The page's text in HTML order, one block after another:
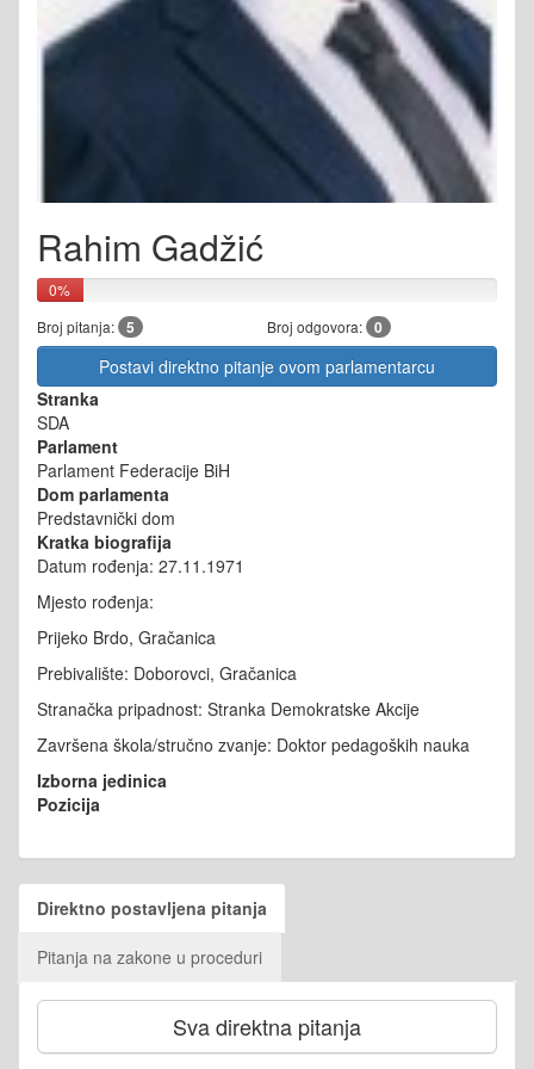
Rahim Gadžić
0%
Broj pitanja: 5 Broj odgovora: 0
Postavi direktno pitanje ovom parlamentarcu
Stranka
SDA
Parlament
Parlament Federacije BiH
Dom parlamenta
Predstavnički dom
Kratka biografija
Datum rođenja: 27.11.1971
Mjesto rođenja:
Prijeko Brdo, Gračanica
Prebivalište: Doborovci, Gračanica
Stranačka pripadnost: Stranka Demokratske Akcije
Završena škola/stručno zvanje: Doktor pedagoških nauka
Izborna jedinica
Pozicija
Direktno postavljena pitanja
Pitanja na zakone u proceduri
Sva direktna pitanja